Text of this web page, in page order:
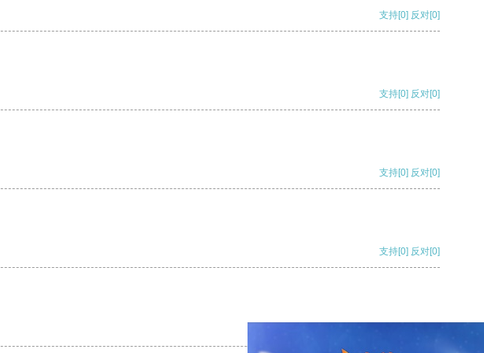
支持[0] 反对[0]
支持[0] 反对[0]
支持[0] 反对[0]
支持[0] 反对[0]